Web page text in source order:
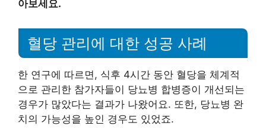
아보세요.
혈당 관리에 대한 성공 사례
한 연구에 따르면, 식후 4시간 동안 혈당을 체계적
으로 관리한 참가자들이 당뇨병 합병증이 개선되는
경우가 많았다는 결과가 나왔어요. 또한, 당뇨병 완
치의 가능성을 높인 경우도 있었죠.